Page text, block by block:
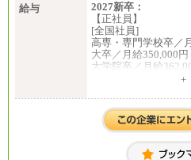
給与
2027新卒：
【正社員】
[全国社員]
高専・専門学校卒／
大卒／月給350,000円
大学院卒／月給
[地域社員]月給
【正社員】
[全国社員]月給
[地域社員]月給
【契約社員】月給
+